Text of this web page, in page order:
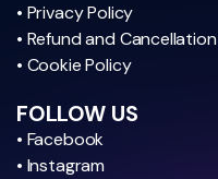
• Privacy Policy
• Refund and Cancellation
• Cookie Policy
FOLLOW US
• Facebook
• Instagram